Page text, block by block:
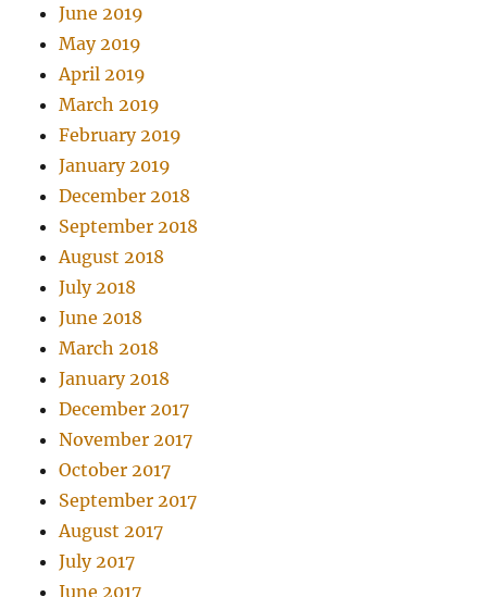
June 2019
May 2019
April 2019
March 2019
February 2019
January 2019
December 2018
September 2018
August 2018
July 2018
June 2018
March 2018
January 2018
December 2017
November 2017
October 2017
September 2017
August 2017
July 2017
June 2017